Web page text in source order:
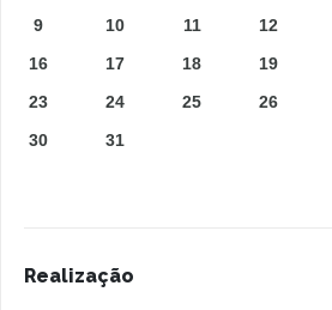
9
10 11 12
16
17 18 19
23
24 25 26
30
31
Realização